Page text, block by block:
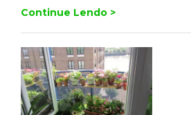
Continue Lendo >